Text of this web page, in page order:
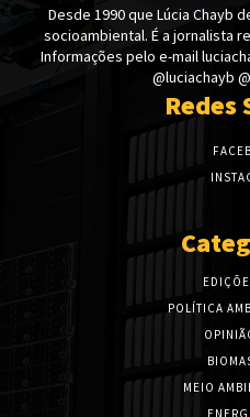
Desde 1990 que Lúcia Chayb
socioambiental. É a jornalista
Informações pelo e-mail
@luciachayb
Redes
POLÍTICA
MEIO